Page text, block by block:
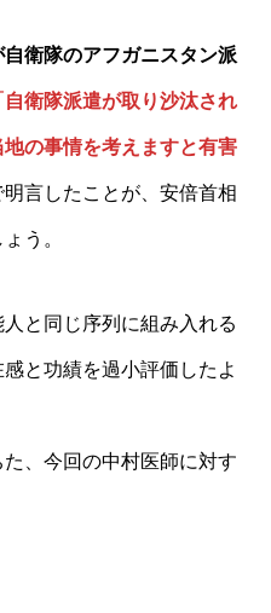
衛隊のアフガニスタン派
自衛隊派遣が取り沙汰され
の事情を考えますと有害
明言したことが、安倍首相
う。
と同じ序列に組み入れる
と功績を過小評価したよ
、今回の中村医師に対す